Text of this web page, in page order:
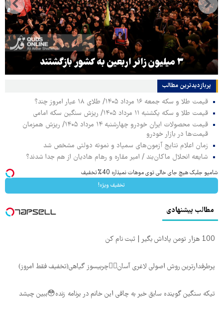
۳ میلیون زائر اربعین به کشور بازگشتند
پربازدیدترین‌ مطالب
قیمت طلا و سکه جمعه ۱۶ مرداد ۱۴۰۵/ طلای ۱۸ عیار امروز چند؟
قیمت طلا و سکه یکشنبه ۱۱ مرداد ۱۴۰۵/ ریزش سنگین سکه امامی
قیمت محصولات ایران خودرو چهارشنبه ۱۴ مرداد ۱۴۰۵/ ریزش همزمان
قیمت‌ها در بازار خودرو
زمان اعلام نتایج آزمون‌های سمپاد و نمونه دولتی مشخص شد
شایعه انحلال ماکان‌بند / امیر مقاره و رهام هادیان از هم جدا شدند؟
شامپو جلبک هیچ جای خالی توی موهات نمیذاره 40%تخفیف
تخفیف ویژه!
مطالب پیشنهادی
100 هزار تومن پاداش بگیر | ثبت نام کن
پرطرفدارترین روش اصولی لاغری آسان👈🏻چربیسوز گیاهی(تخفیف فقط امروز)
تیکه سنگین گوینده سابق خبر به چاقی این خانم در برنامه زنده😳ببین چیشد